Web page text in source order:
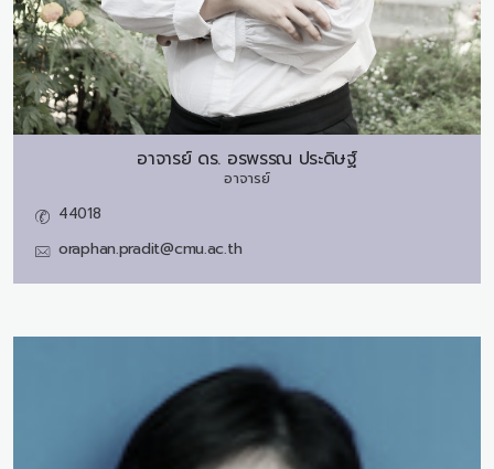
อาจารย์ ดร. อรพรรณ ประดิษฐ์
อาจารย์
44018
oraphan.pradit@cmu.ac.th